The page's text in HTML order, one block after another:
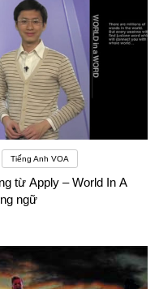
Tiếng Anh VOA
từ Apply – World In A
ngữ